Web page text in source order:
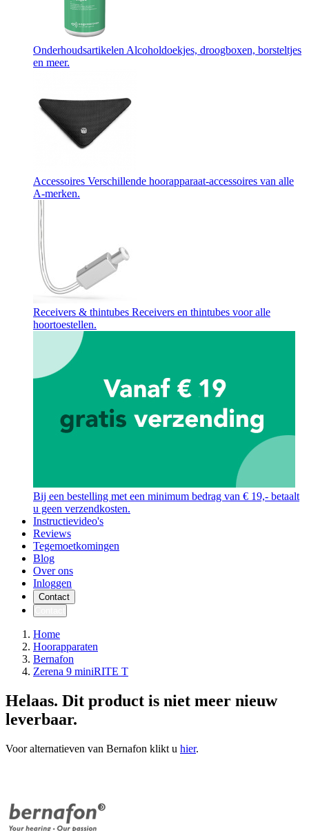
Onderhoudsartikelen Alcoholdoekjes, droogboxen, borsteltjes
en meer.
Accessoires Verschillende hoorapparaat-accessoires van alle
A-merken.
Receivers & thintubes Receivers en thintubes voor alle
hoortoestellen.
Bij een bestelling met een minimum bedrag van € 19,- betaalt
u geen verzendkosten.
Instructievideo's
Reviews
Tegemoetkomingen
Blog
Over ons
Inloggen
Contact
Home
Hoorapparaten
Bernafon
Zerena 9 miniRITE T
Helaas. Dit product is niet meer nieuw
leverbaar.
Voor alternatieven van Bernafon klikt u hier.